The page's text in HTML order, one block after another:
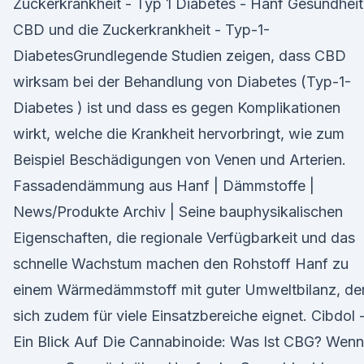
Zuckerkrankheit - Typ 1 Diabetes - Hanf Gesundheit
CBD und die Zuckerkrankheit - Typ-1-
DiabetesGrundlegende Studien zeigen, dass CBD
wirksam bei der Behandlung von Diabetes (Typ-1-
Diabetes ) ist und dass es gegen Komplikationen
wirkt, welche die Krankheit hervorbringt, wie zum
Beispiel Beschädigungen von Venen und Arterien.
Fassadendämmung aus Hanf | Dämmstoffe |
News/Produkte Archiv | Seine bauphysikalischen
Eigenschaften, die regionale Verfügbarkeit und das
schnelle Wachstum machen den Rohstoff Hanf zu
einem Wärmedämmstoff mit guter Umweltbilanz,
sich zudem für viele Einsatzbereiche eignet. Cibdol
Ein Blick Auf Die Cannabinoide: Was Ist CBG? Wenn